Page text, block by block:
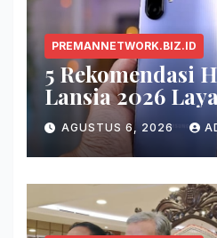
PREMANNETWORK.BIZ.ID
5 Rekomendasi
Lansia 2026
Menu Simpel,
Awet
AGUSTUS 6, 2026